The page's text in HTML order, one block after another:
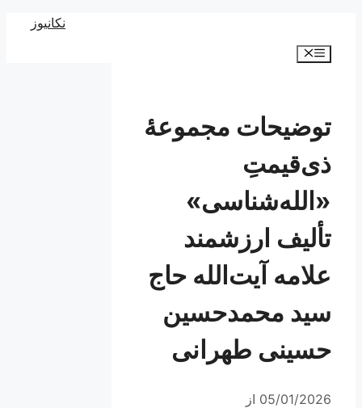
نکانیوز
فهرست
توضیحات مجموعۀ
ذی‌قیمتِ
«الله‌شناسی»
تألیف ارزشمند
علامه آیت‌الله حاج
سید محمد‌حسین
حسینی طهرانی
05/01/2026 از